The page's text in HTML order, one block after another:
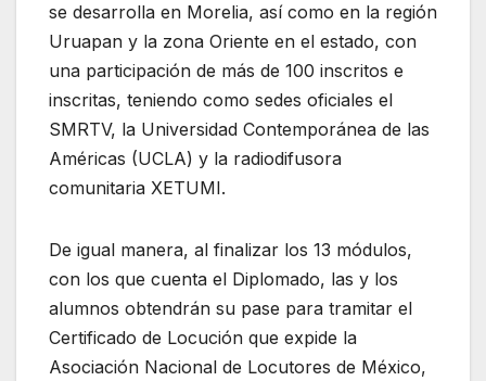
se desarrolla en Morelia, así como en la región
Uruapan y la zona Oriente en el estado, con
una participación de más de 100 inscritos e
inscritas, teniendo como sedes oficiales el
SMRTV, la Universidad Contemporánea de las
Américas (UCLA) y la radiodifusora
comunitaria XETUMI.
De igual manera, al finalizar los 13 módulos,
con los que cuenta el Diplomado, las y los
alumnos obtendrán su pase para tramitar el
Certificado de Locución que expide la
Asociación Nacional de Locutores de México,